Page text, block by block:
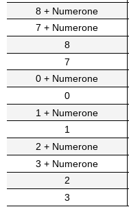
8 + Numerone
7 + Numerone
8
7
0 + Numerone
0
1 + Numerone
1
2 + Numerone
3 + Numerone
2
3